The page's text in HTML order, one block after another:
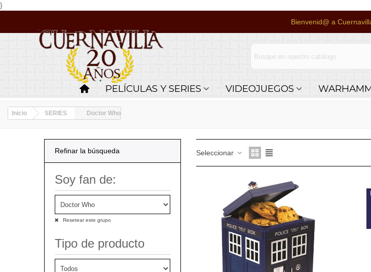
}
Bienvenid@ a
PELÍCULAS Y SERIES VIDEOJUEGOS
Inicio SERIES Doctor Who
Refinar la búsqueda
Soy fan de:
Resetear este grupo
Tipo de producto
Seleccionar